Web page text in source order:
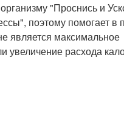
"Проснись и
поэтому помогает в
является максимальное
увеличение расхода